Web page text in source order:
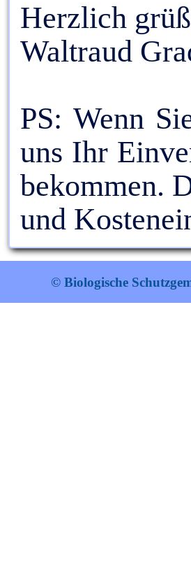
Herzlich
Waltraud
PS: Wenn
uns Ihr
bekommen.
und
© Biologische